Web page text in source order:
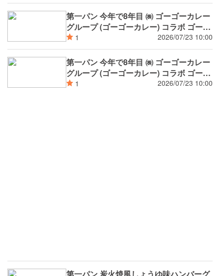
第一パン 今年で8年目 ㈱ ゴーゴーカレー
グループ (ゴーゴーカレー) コラボ ゴーゴ
ーカレー監修チーズウインナー焼きカレ
ーパン
1 2026/07/23 10:00
第一パン 今年で8年目 ㈱ ゴーゴーカレー
グループ (ゴーゴーカレー) コラボ ゴーゴ
ーカレー監修濃厚ブラックカレーパン
1 2026/07/23 10:00